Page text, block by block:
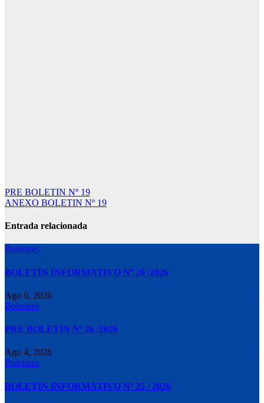
Navegación
de
entradas
PRE BOLETIN Nº 19
ANEXO BOLETIN Nº 19
Entrada relacionada
Boletines
BOLETÍN INFORMATIVO Nº 26 /2026
Ago 6, 2026
Boletines
PRE BOLETIN Nº 26 /2026
Ago 4, 2026
Boletines
BOLETÍN INFORMATIVO Nº 25 / 2026